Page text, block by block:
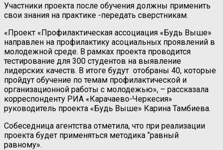
Участники проекта после обучения должны применить
свои знания на практике -передать сверстникам.
«Проект «Профилактическая ассоциация «Будь Выше»
направлен на профилактику асоциальных проявлений в
молодежной среде. В рамках проекта проводится
тестирование для 300 студентов на выявление
лидерских качеств. В итоге будут отобраны 40, которые
пройдут обучение по темам профилактической и
организационной работы с молодежью», – рассказала
корреспонденту РИА «Карачаево-Черкесия»
руководитель проекта «Будь Выше» Карина Тамбиева.
Собеседница агентства отметила, что при реализации
проекта будет применяться методика “равный
равному».